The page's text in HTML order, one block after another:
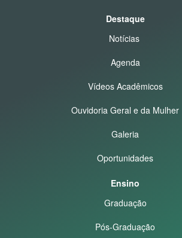
Destaque
Notícias
Agenda
Vídeos Acadêmicos
Ouvidoria Geral e da Mulher
Galeria
Oportunidades
Ensino
Graduação
Pós-Graduação